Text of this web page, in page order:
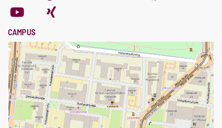
CAMPUS